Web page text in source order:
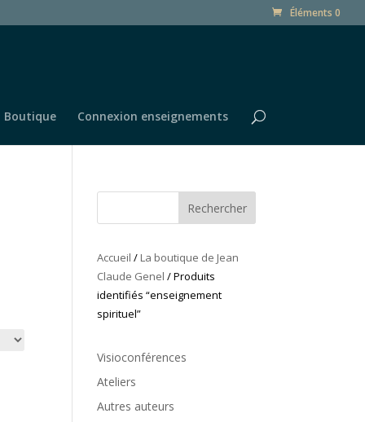
Éléments 0
Boutique Connexion enseignements
Rechercher
Accueil / La boutique de Jean
Claude Genel / Produits
identifiés “enseignement
spirituel”
Visioconférences
Ateliers
Autres auteurs